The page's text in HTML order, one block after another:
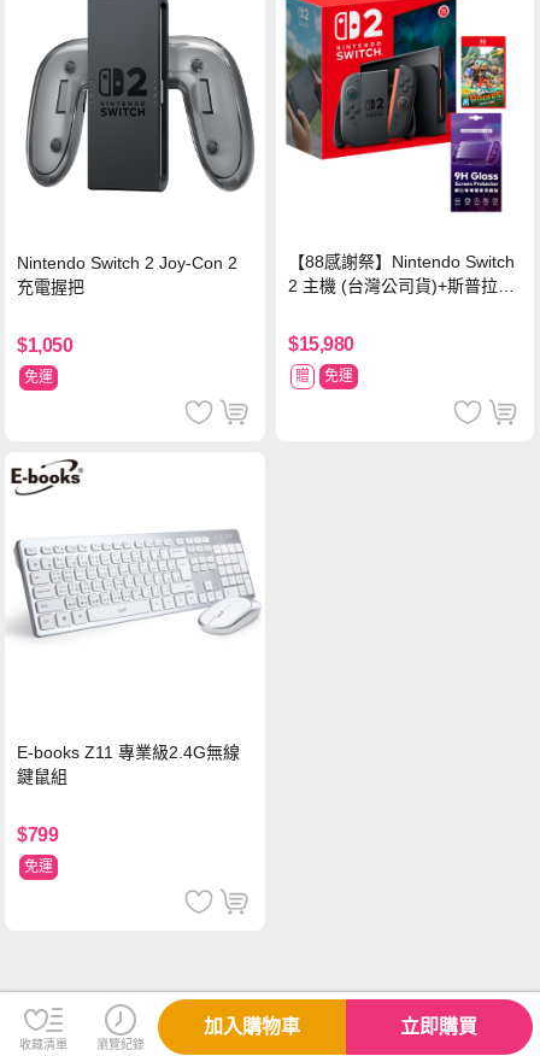
Nintendo Switch 2 Joy-Con 2
充電握把
$1,050
免運
【88感謝祭】Nintendo Switch
2 主機 (台灣公司貨)+斯普拉遁
$15,980
贈 免運
E-books Z11 專業級2.4G無線
鍵鼠組
$799
免運
收藏清單 瀏覽紀錄
加入購物車 立即購買